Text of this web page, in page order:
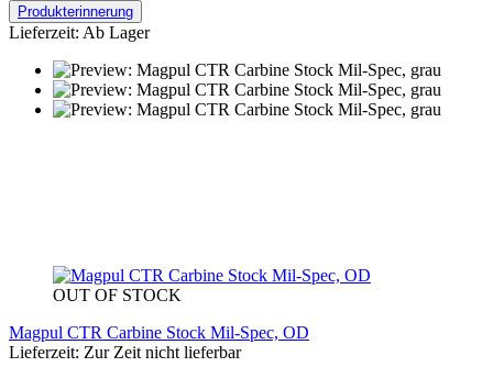
Produkterinnerung
Lieferzeit: Ab Lager
OUT OF STOCK
Magpul CTR Carbine Stock Mil-Spec, OD
Lieferzeit: Zur Zeit nicht lieferbar